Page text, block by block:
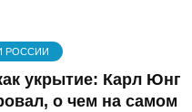
РОССИИ
укрытие: Карл Юнг
о чем на самом